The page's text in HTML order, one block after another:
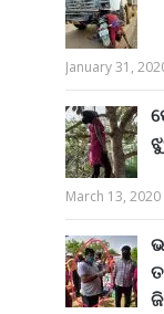
January 31,
March 13, 2020